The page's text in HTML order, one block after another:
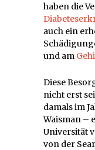
haben die
auch ein
und am
Diese
nicht erst
damals im
Waisman –
Universität
von der